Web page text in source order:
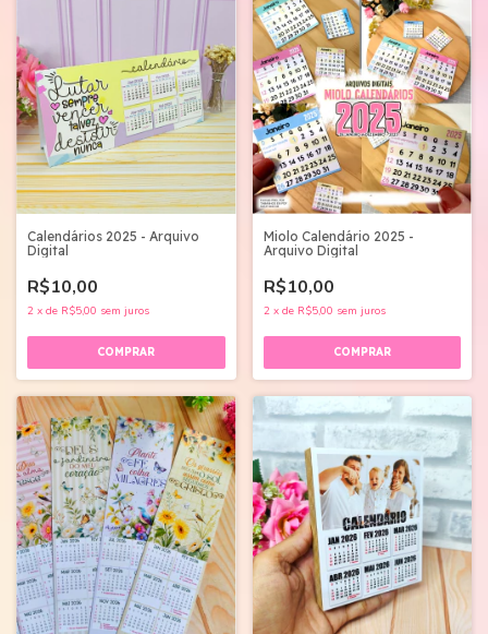
Calendários 2025 - Arquivo
Digital
R$10,00
2 x de R$5,00 sem juros
Miolo Calendário 2025 -
Arquivo Digital
R$10,00
2 x de R$5,00 sem juros